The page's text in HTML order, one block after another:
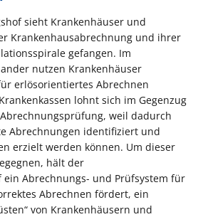
sieht Krankenhäuser und
Krankenhausabrechnung und ihrer
gefangen. Im
nutzen Krankenhäuser
erlösorientiertes Abrechnen
lohnt sich im Gegenzug
weil dadurch
Abrechnungen identifiziert und
erzielt werden können. Um dieser
hält der
ein Abrechnungs- und Prüfsystem für
Abrechnen fördert, ein
von Krankenhäusern und